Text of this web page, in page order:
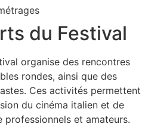
du Festival
organise des rencontres
rondes, ainsi que des
Ces activités permettent
du cinéma italien et de
professionnels et amateurs.